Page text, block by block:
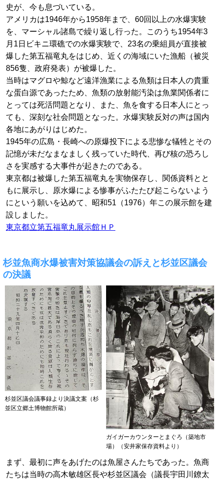
史が、今も息づいている。
アメリカは1946年から1958年まで、60回以上の水爆実験
を、マーシャル諸島で繰り返し行った。このうち1954年3
月1日ビキニ環礁での水爆実験で、23名の乗組員が直接被
爆した第五福竜丸をはじめ、近くの海域にいた漁船（被災
856隻、政府発表）が被爆した。
当時はマグロや鯨など遠洋漁業による魚類は日本人の貴重
な蛋白源であったため、魚類の放射能汚染は魚業関係者に
とっては死活問題となり、また、魚を食する日本人にとっ
ても、深刻な社会問題となった。水爆実験反対の声は国内
各地にあがりはじめた。
1945年の広島・長崎への原爆投下による悲惨な犠牲とその
記憶が未だなまなましく残っていた時代、再び核の恐ろし
さを実感する大事件が起きたのである。
東京都は被爆した第五福竜丸を実物保存し、関係資料とと
もに展示し、原水爆による惨事がふたたび起こらないよう
にという願いを込めて、昭和51（1976）年この展示館を建
設しました。
東京都立第五福竜丸展示館ＨＰ
杉並魚商水爆被害対策協議会の訴えと杉並区議会
の決議
まず、最初に声をあげたのは魚屋さんたちであった。魚商
たちは当時の高木敏雄区長や杉並区議会（議長宇田川鐐太
杉並区議会議事録より決議文案（杉
並区立郷土博物館所蔵）
ガイガーカウンターとまぐろ（築地市
場）（安井家保存資料より）